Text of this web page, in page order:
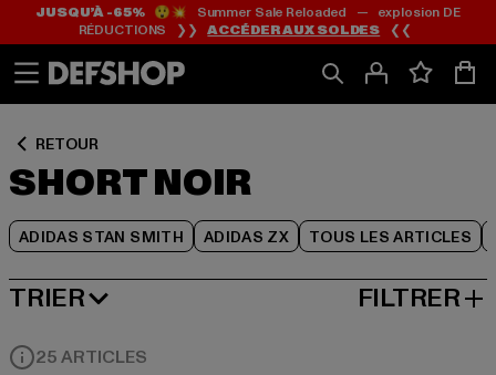
Passer
au
Passer
au
de
JUSQU’À -65%😲💥 Summer Sale Reloaded — explosion DE
RÉDUCTIONS ❯❯ACCÉDER AUX SOLDES ❮❮
RETOUR
SHORT NOIR
ADIDAS STAN SMITH ADIDAS ZX TOUS LES ARTICLES
Passer
au
de
TRIER
MEILLEURES VENTES FILTRER
25 ARTICLES